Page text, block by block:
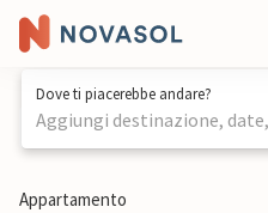
Dove ti piacerebbe andare?
Aggiungi destinazione,
1 / 19
Appartamento